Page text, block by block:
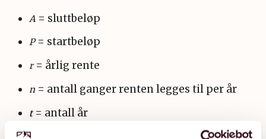
A= sluttbeløp
P= startbeløp
r= årlig rente
n= antall ganger renten legges til per år
t = antall år